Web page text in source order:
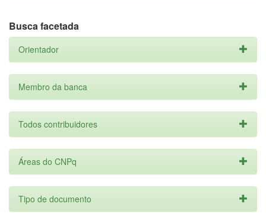
Busca facetada
Orientador
Membro da banca
Todos contribuidores
Áreas do CNPq
Tipo de documento